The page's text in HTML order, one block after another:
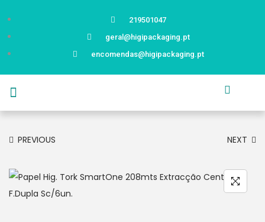
219501047
geral@higipackaging.pt
encomendas@higipackaging.pt
PREVIOUS NEXT